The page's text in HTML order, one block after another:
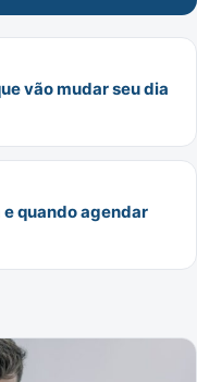
vão mudar seu dia
quando agendar